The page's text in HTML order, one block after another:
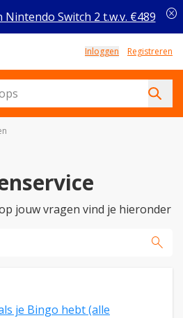
Switch 2 t.w.v. €489 cancel
Inloggen Registreren
jouw vragen vind je hieronder
search
je Bingo hebt (alle